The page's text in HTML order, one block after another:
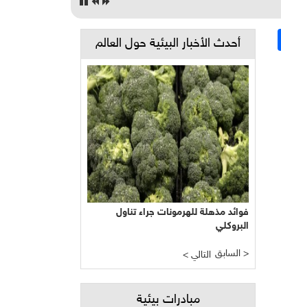
أحدث الأخبار البيئية حول العالم
فوائد مذهلة للهرمونات جراء تناول
البروكلي
< التالي السابق >
مبادرات بيئية